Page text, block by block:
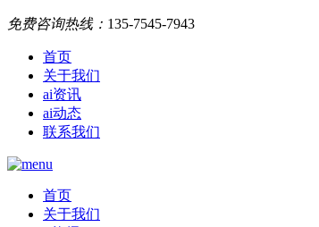
免费咨询热线： 135-7545-7943
首页
关于我们
ai资讯
ai动态
联系我们
首页
关于我们